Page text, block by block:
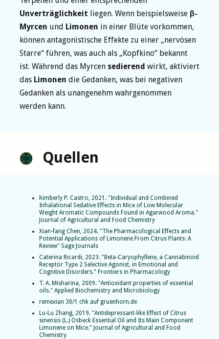
Unverträglichkeit liegen. Wenn beispielsweise β-
Myrcen und Limonen in einer Blüte vorkommen,
können antagonistische Effekte zu einer „nervösen
Starre“ führen, was auch als „Kopfkino“ bekannt
ist. Während das Myrcen sedierend wirkt, aktiviert
das Limonen die Gedanken, was bei negativen
Gedanken als unangenehm wahrgenommen
werden kann.
Quellen
Kimberly P. Castro, 2021. "Individual and Combined
Inhalational Sedative Effects in Mice of Low Molecular
Weight Aromatic Compounds Found in Agarwood Aroma."
Journal of Agricultural and Food Chemistry
Xian-fang Chen, 2024. "The Pharmacological Effects and
Potential Applications of Limonene From Citrus Plants: A
Review" Sage Journals
Caterina Ricardi, 2023. "Beta-Caryophyllene, a Cannabinoid
Receptor Type 2 Selective Agonist, in Emotional and
Cognitive Disorders." Frontiers in Pharmacology
T. A. Misharina, 2009. "Antioxidant properties of essential
oils." Applied Biochemistry and Microbiology
remexian 30/1 chk auf gruenhorn.de
Lu-Lu Zhang, 2019. "Antidepressant-like Effect of Citrus
sinensis (L.) Osbeck Essential Oil and Its Main Component
Limonene on Mice." Journal of Agricultural and Food
Chemistry